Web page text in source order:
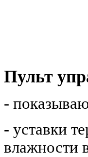
Пульт
-
- уставки
влажности